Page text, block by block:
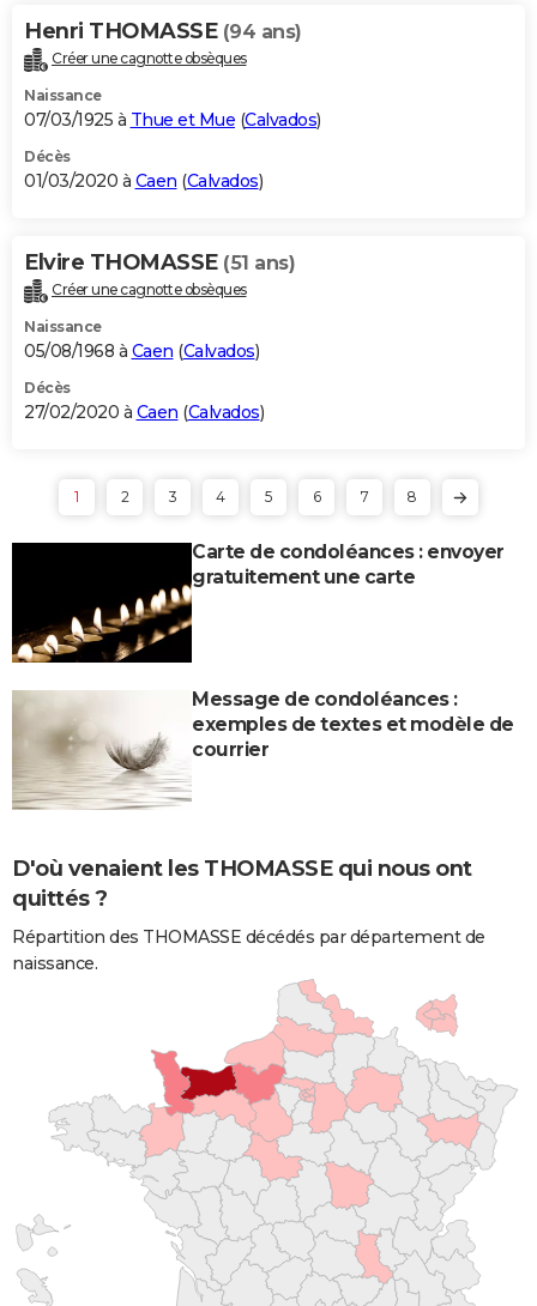
Henri THOMASSE (94 ans)
Créer une cagnotte obsèques
Naissance
07/03/1925 à Thue et Mue (Calvados)
Décès
01/03/2020 à Caen (Calvados)
Elvire THOMASSE (51 ans)
Créer une cagnotte obsèques
Naissance
05/08/1968 à Caen (Calvados)
Décès
27/02/2020 à Caen (Calvados)
1 2 3 4 5 6 7 8
Carte de condoléances : envoyer
gratuitement une carte
Message de condoléances :
exemples de textes et modèle de
courrier
D'où venaient les THOMASSE qui nous ont
quittés ?
Répartition des THOMASSE décédés par département de
naissance.